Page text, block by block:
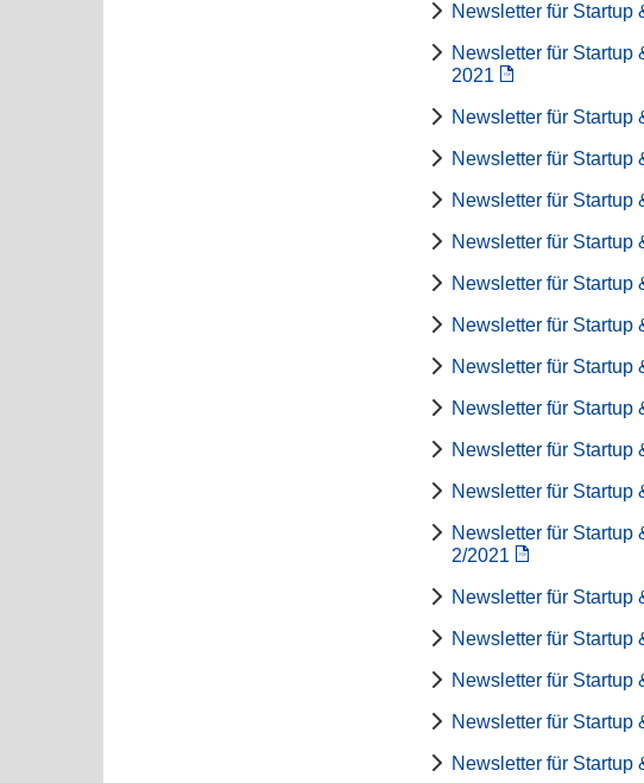
Newsletter für Startup
Newsletter für Startup
2021
Newsletter für Startup
Newsletter für Startup
Newsletter für Startup
Newsletter für Startup
Newsletter für Startup
Newsletter für Startup
Newsletter für Startup
Newsletter für Startup
Newsletter für Startup
Newsletter für Startup
Newsletter für Startup
2/2021
Newsletter für Startup
Newsletter für Startup
Newsletter für Startup
Newsletter für Startup
Newsletter für Startup